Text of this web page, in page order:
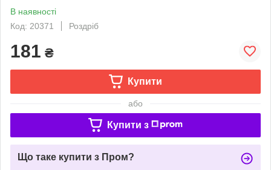
В наявності
Код: 20371
Роздріб
181 ₴
Купити
або
Купити з
Що таке купити з Пром?